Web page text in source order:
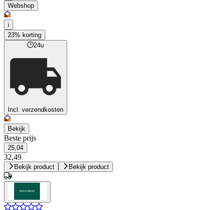
Webshop
i
23% korting
24u
Incl. verzendkosten
Bekijk
Beste prijs
25,04
32,49
Bekijk product Bekijk product